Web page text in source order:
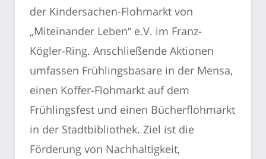
der Kindersachen-Flohmarkt von
„Miteinander Leben“ e.V. im Franz-
Kögler-Ring. Anschließende Aktionen
umfassen Frühlingsbasare in der Mensa,
einen Koffer-Flohmarkt auf dem
Frühlingsfest und einen Bücherflohmarkt
in der Stadtbibliothek. Ziel ist die
Förderung von Nachhaltigkeit,